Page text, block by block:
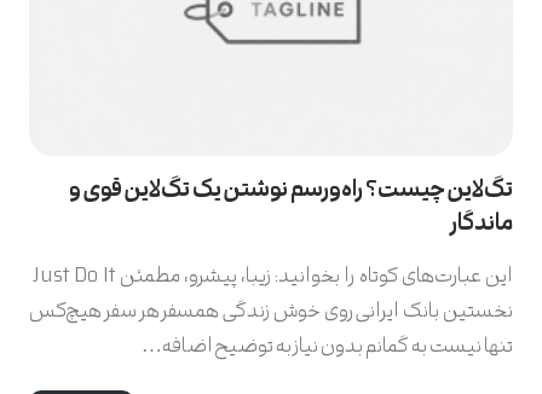
تگ‌لاین چیست؟ راه‌ورسم نوشتن یک تگ‌لاین قوی و
ماندگار
این عبارت‌های کوتاه را بخوانید: زیبا، پیشرو، مطمئن Just Do It
نخستین بانک ایرانی روی خوش زندگی همسفر هر سفر هیچ‌کس
تنها نیست به گمانم بدون نیاز به توضیح اضافه…